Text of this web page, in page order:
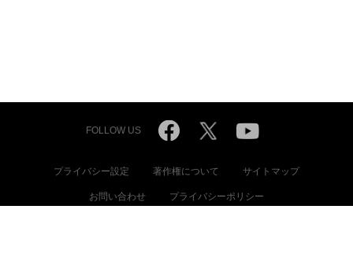
FOLLOW US
プライバシー設定 著作権について サイトマップ
お問い合わせ プライバシーポリシー